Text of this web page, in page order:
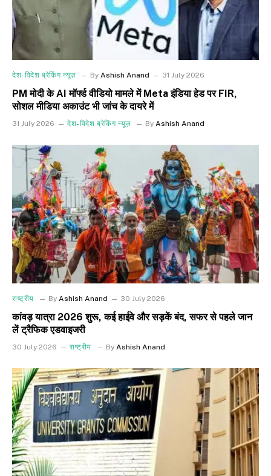
देश-विदेश ब्रेकिंग न्यूज़ By Ashish Anand 31 July 2026
PM मोदी के AI मॉर्फ्ड वीडियो मामले में Meta इंडिया हेड पर FIR,
सोशल मीडिया अकाउंट भी जांच के दायरे में
31 July 2026 देश-विदेश ब्रेकिंग न्यूज़ By Ashish Anand
राष्ट्रीय By Ashish Anand 30 July 2026
कांवड़ यात्रा 2026 शुरू, कई हाईवे और सड़कें बंद, सफर से पहले जान
लें ट्रैफिक एडवाइजरी
30 July 2026 राष्ट्रीय By Ashish Anand